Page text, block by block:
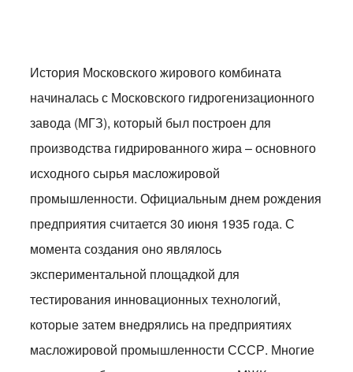
История Московского жирового комбината
начиналась с Московского гидрогенизационного
завода (МГЗ), который был построен для
производства гидрированного жира – основного
исходного сырья масложировой
промышленности. Официальным днем рождения
предприятия считается 30 июня 1935 года. С
момента создания оно являлось
экспериментальной площадкой для
тестирования инновационных технологий,
которые затем внедрялись на предприятиях
масложировой промышленности СССР. Многие